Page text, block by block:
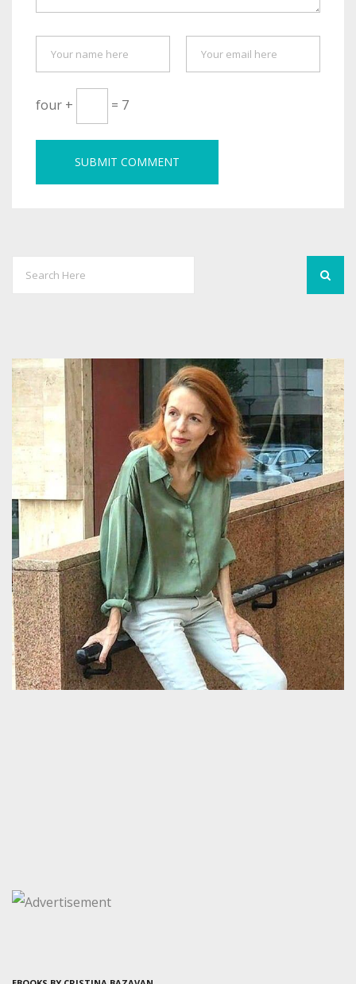
four + = 7